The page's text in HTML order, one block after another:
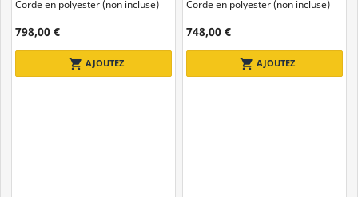
professionnelles nécessitant des capacités de charge élevées ;
Treuil hydraulique :utilisent la puissance d'un système
hydraulique pour soulever ou tirer des charges lourdes.
Corde en polyester (non incluse)
798,00 €
shopping_cart AJOUTEZ
Corde en polyester (non incluse)
748,00 €
shopping_cart AJOUTEZ